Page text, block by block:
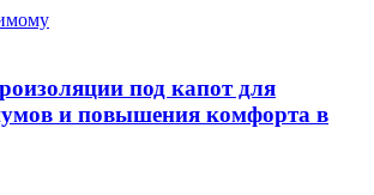
под капот для
и повышения комфорта в